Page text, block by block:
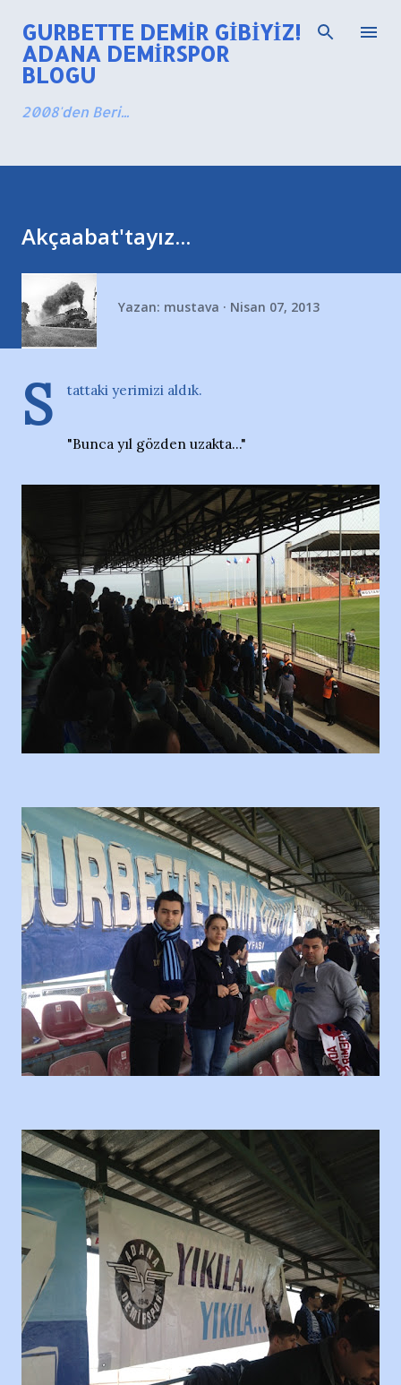
Ana içeriğe atla
GURBETTE DEMIR GIBIYIZ!
ADANA DEMIRSPOR
BLOGU
2008'den Beri...
Akçaabat'tayız...
Yazan: mustava Nisan 07, 2013
S tattaki yerimizi aldık.
"Bunca yıl gözden uzakta..."